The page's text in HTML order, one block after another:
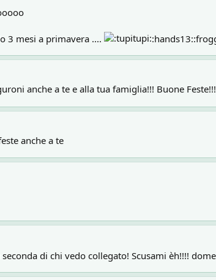
3 mesi a primavera ....
anche a te e alla tua famiglia!!! Buone Feste!!!
anche a te
di chi vedo collegato! Scusami èh!!!!